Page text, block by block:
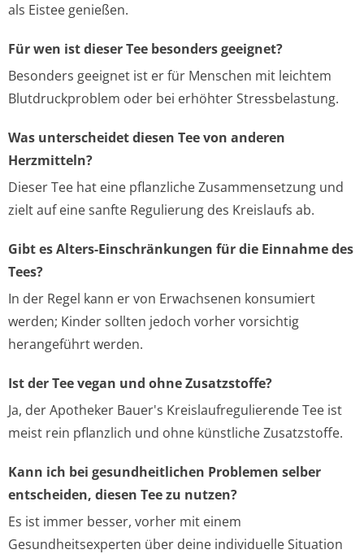
als Eistee genießen.
Für wen ist dieser Tee besonders geeignet?
Besonders geeignet ist er für Menschen mit leichtem
Blutdruckproblem oder bei erhöhter Stressbelastung.
Was unterscheidet diesen Tee von anderen
Herzmitteln?
Dieser Tee hat eine pflanzliche Zusammensetzung und
zielt auf eine sanfte Regulierung des Kreislaufs ab.
Gibt es Alters-Einschränkungen für die Einnahme des
Tees?
In der Regel kann er von Erwachsenen konsumiert
werden; Kinder sollten jedoch vorher vorsichtig
herangeführt werden.
Ist der Tee vegan und ohne Zusatzstoffe?
Ja, der Apotheker Bauer's Kreislaufregulierende Tee ist
meist rein pflanzlich und ohne künstliche Zusatzstoffe.
Kann ich bei gesundheitlichen Problemen selber
entscheiden, diesen Tee zu nutzen?
Es ist immer besser, vorher mit einem
Gesundheitsexperten über deine individuelle Situation